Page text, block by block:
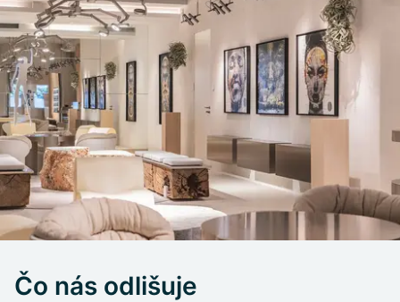
Čo nás odlišuje